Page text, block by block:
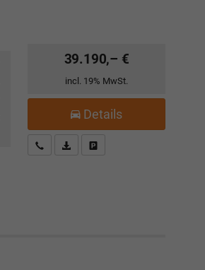
39.190,– €
incl. 19% MwSt.
Details
Kostenloser Rückruf-Service
PDF-Datei, Fahrzeugexposé